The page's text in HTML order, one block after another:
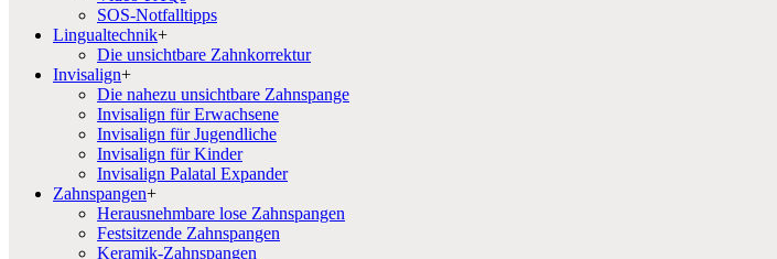
SOS-Notfalltipps
Lingualtechnik+
Die unsichtbare Zahnkorrektur
Invisalign+
Die nahezu unsichtbare Zahnspange
Invisalign für Erwachsene
Invisalign für Jugendliche
Invisalign für Kinder
Invisalign Palatal Expander
Zahnspangen+
Herausnehmbare lose Zahnspangen
Festsitzende Zahnspangen
Keramik-Zahnspangen